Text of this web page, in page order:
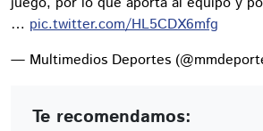
… pic.twitter.com/HL5CDX6mfg
— Multimedios Deportes
Te recomendamos: